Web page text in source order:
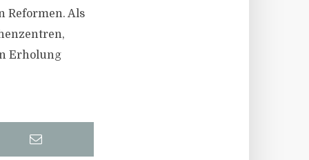
Reformen. Als
Erholung